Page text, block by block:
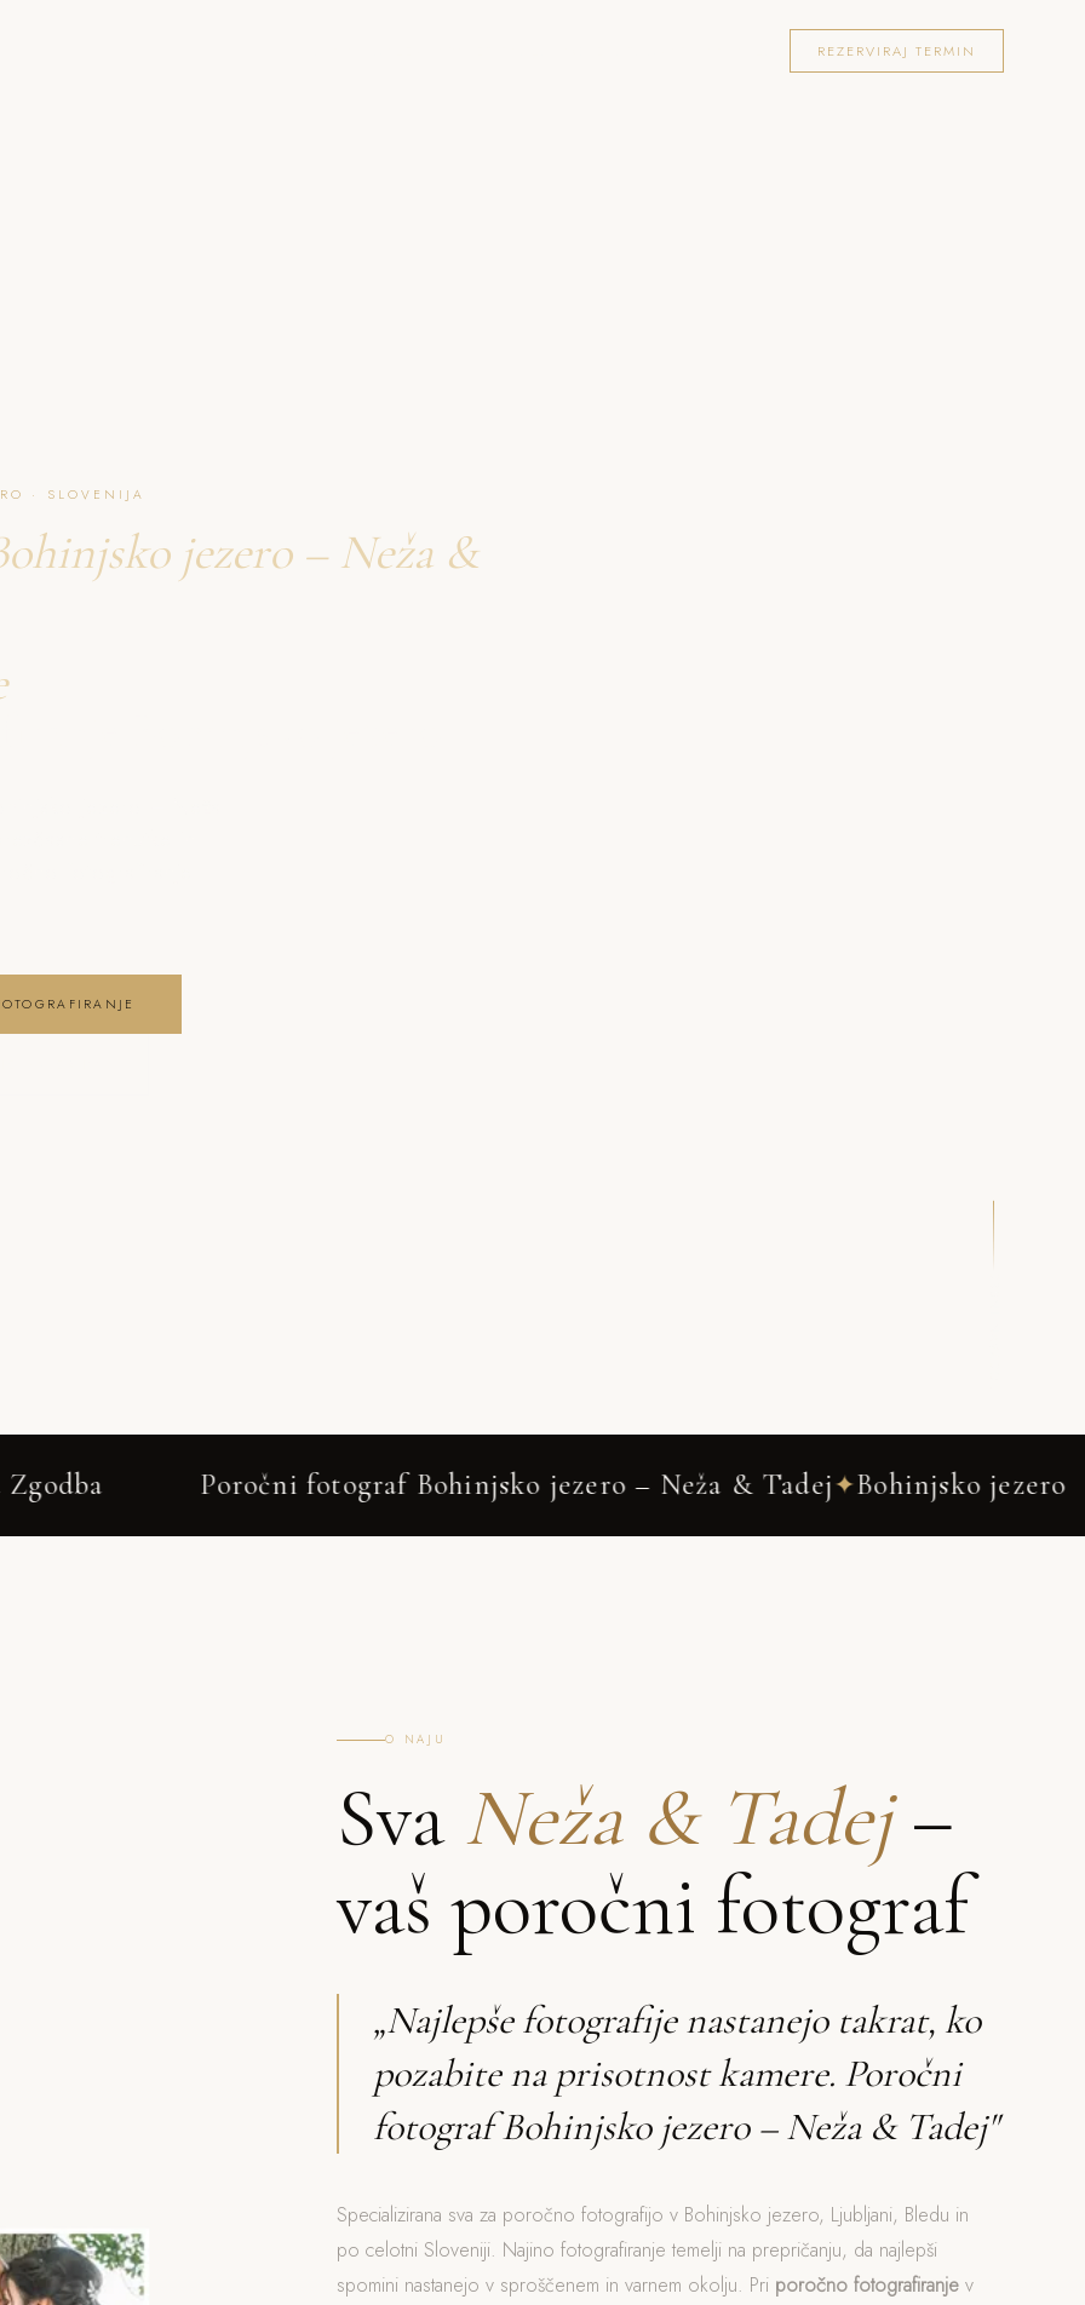
REZERVIRAJ TERMIN
· SLOVENIJA
jezero – Neža &
Bohinjsko jezero
Bohinjsko jezero – Neža & Tadej✦Bohinjsko jezero Wedding
O NAJU
Sva Neža & Tadej–
vaš poročni fotograf
„Najlepše fotografije nastanejo takrat, ko
pozabite na prisotnost kamere. Poročni
fotograf Bohinjsko jezero – Neža & Tadej"
Specializirana sva za poročno fotografijo v Bohinjsko jezero, Ljubljani, Bledu in
po celotni Sloveniji. Najino fotografiranje temelji na prepričanju, da najlepši
spomini nastanejo v sproščenem in varnem okolju. Pri poročno fotografiranjev